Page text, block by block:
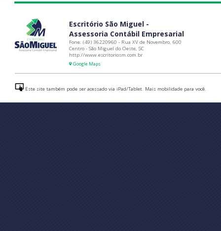
Escritório São Miguel -
Assessoria Contábil Empresarial
Fone: (49) 36220960 - Rua XV de Novembro, 600
Centro - São Miguel do Oeste, SC
http://www.escritoriosm.com.br
Google Maps
Este site também pode ser acessado via iPad/Tablet. Mais mobilidade para você.